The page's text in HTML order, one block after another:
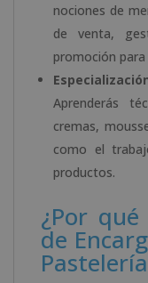
nociones de
de venta,
promoción
Aprenderás
cremas,
como el
productos.
¿Por
de